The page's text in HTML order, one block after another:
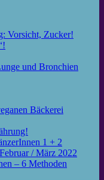
Vorsicht, Zucker!
und Bronchien
Bäckerei
1 + 2
/ März 2022
– 6 Methoden